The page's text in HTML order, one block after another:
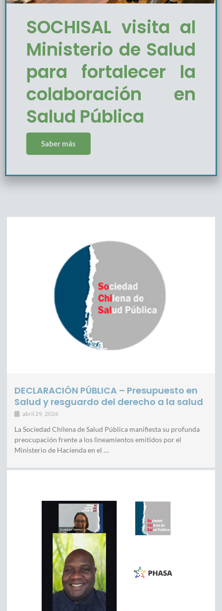
SOCHISAL visita al
Ministerio de Salud
para fortalecer la
colaboración en
Salud Pública
Saber más
DECLARACIÓN PÚBLICA – Presupuesto en
Salud y resguardo del derecho a la salud
abril 29, 2026
La Sociedad Chilena de Salud Pública manifiesta su profunda
preocupación frente a los lineamientos emitidos por el
Ministerio de Hacienda en el …